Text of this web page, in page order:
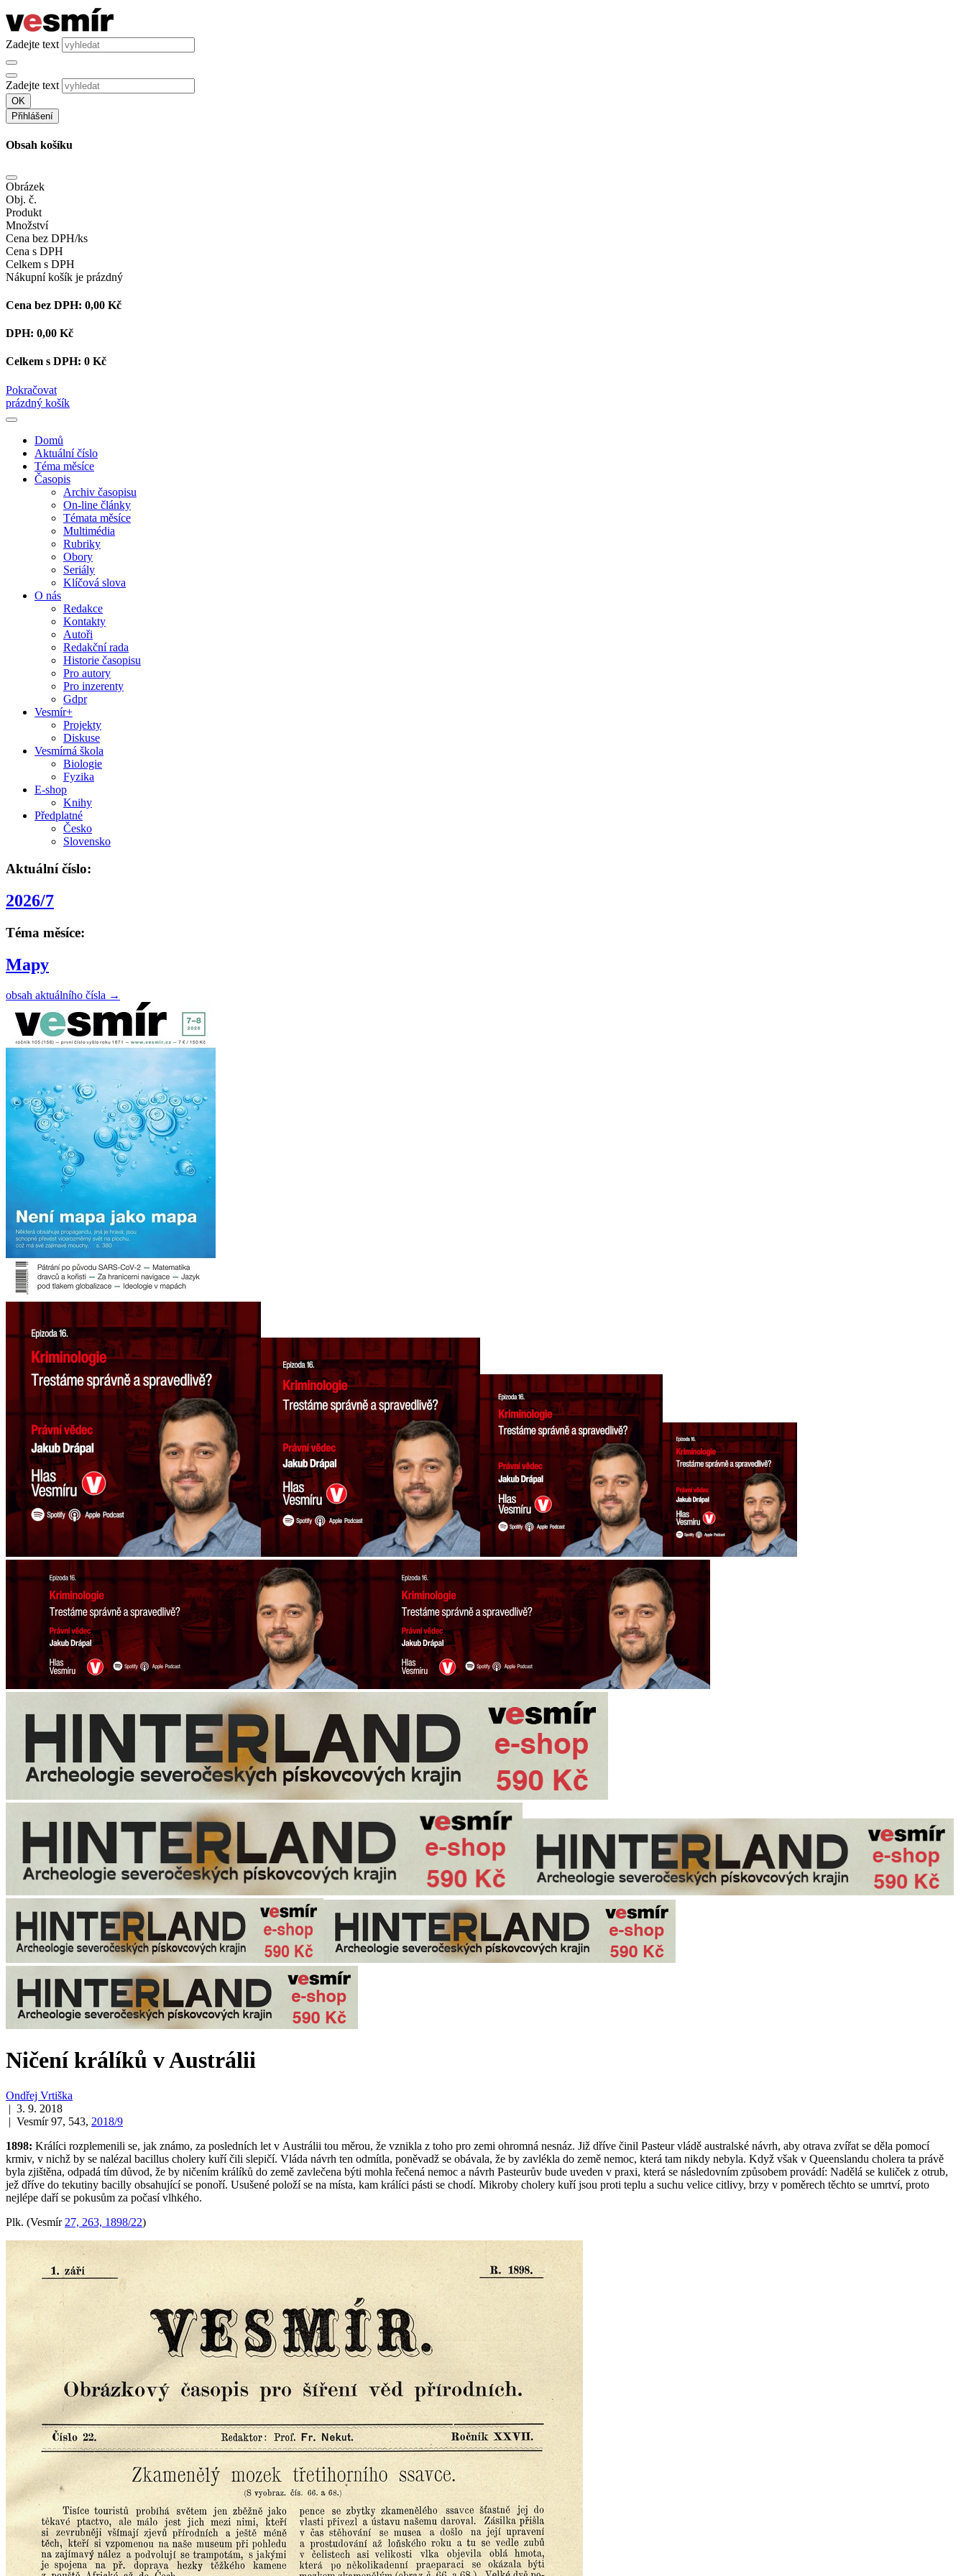
Zadejte text
Zadejte text
OK
Přihlášení
Obsah košíku
Obrázek
Obj. č.
Produkt
Množství
Cena bez DPH/ks
Cena s DPH
Celkem s DPH
Nákupní košík je prázdný
Cena bez DPH: 0,00 Kč
DPH: 0,00 Kč
Celkem s DPH: 0 Kč
Pokračovat
prázdný košík
Domů
Aktuální číslo
Téma měsíce
Časopis
Archiv časopisu
On-line články
Témata měsíce
Multimédia
Rubriky
Obory
Seriály
Klíčová slova
O nás
Redakce
Kontakty
Autoři
Redakční rada
Historie časopisu
Pro autory
Pro inzerenty
Gdpr
Vesmír+
Projekty
Diskuse
Vesmírná škola
Biologie
Fyzika
E-shop
Knihy
Předplatné
Česko
Slovensko
Aktuální číslo:
2026/7
Téma měsíce:
Mapy
obsah aktuálního čísla →
Ničení králíků v Austrálii
Ondřej Vrtiška
| 3. 9. 2018
| Vesmír 97, 543, 2018/9
1898: Králíci rozplemenili se, jak známo, za posledních let v Austrálii tou měrou, že vznikla z toho pro zemi ohromná nesnáz. Již dříve činil Pasteur vládě australské návrh, aby otrava zvířat se děla pomocí
krmiv, v nichž by se nalézal bacillus cholery kuří čili slepičí. Vláda návrh ten odmítla, poněvadž se obávala, že by zavlékla do země nemoc, která tam nikdy nebyla. Když však v Queenslandu cholera ta právě
byla zjištěna, odpadá tím důvod, že by ničením králíků do země zavlečena býti mohla řečená nemoc a návrh Pasteurův bude uveden v praxi, která se následovním způsobem provádí: Nadělá se kuliček z otrub,
jež dříve do tekutiny bacilly obsahující se ponoří. Usušené položí se na místa, kam králíci pásti se chodí. Mikroby cholery kuří jsou proti teplu a suchu velice citlivy, brzy v poměrech těchto se umrtví, proto
nejlépe daří se pokusům za počasí vlhkého.
Plk. (Vesmír 27, 263, 1898/22)